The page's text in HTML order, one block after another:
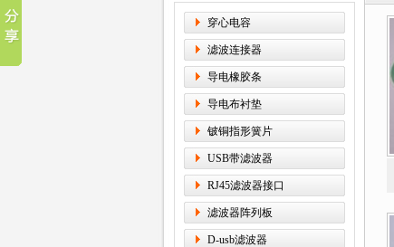
穿心电容
滤波连接器
导电橡胶条
导电布衬垫
铍铜指形簧片
USB带滤波器
RJ45滤波器接口
滤波器阵列板
D-usb滤波器